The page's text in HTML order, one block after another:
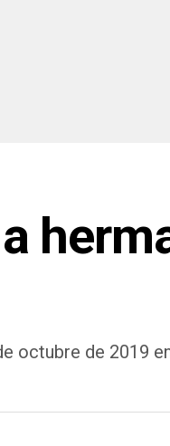
octubre de 2019